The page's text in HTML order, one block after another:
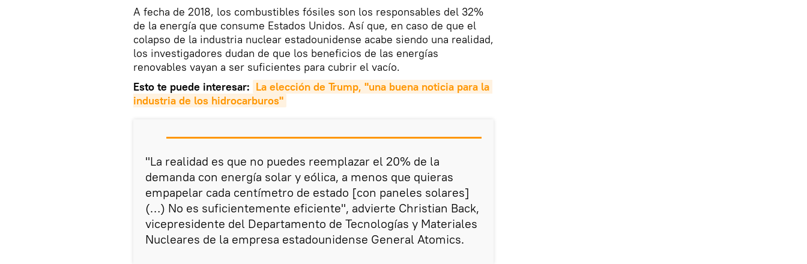
A fecha de 2018, los combustibles fósiles son los responsables del 32%
de la energía que consume Estados Unidos. Así que, en caso de que el
colapso de la industria nuclear estadounidense acabe siendo una realidad,
los investigadores dudan de que los beneficios de las energías
renovables vayan a ser suficientes para cubrir el vacío.
Esto te puede interesar: La elección de Trump, "una buena noticia para la
industria de los hidrocarburos"
"La realidad es que no puedes reemplazar el 20% de la
demanda con energía solar y eólica, a menos que quieras
empapelar cada centímetro de estado [con paneles solares]
(…) No es suficientemente eficiente", advierte Christian Back,
vicepresidente del Departamento de Tecnologías y Materiales
Nucleares de la empresa estadounidense General Atomics.